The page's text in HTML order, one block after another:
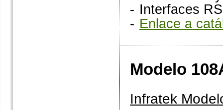
- Interfaces
- Enlace a
Modelo
Infratek